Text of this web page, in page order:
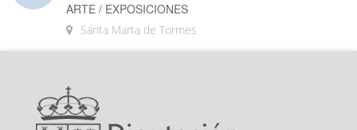
ARTE / EXPOSICIONES
Santa Marta de Tormes